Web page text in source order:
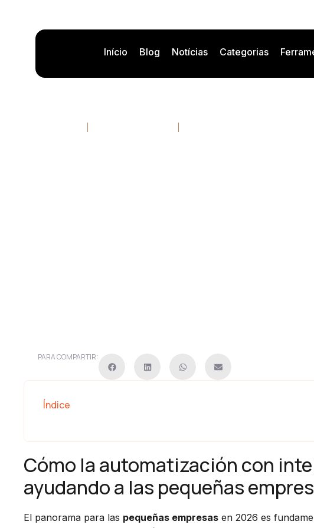
Início Blog Notícias Categorias
Automatización para
PARA COMPARTIR:
Índice
Cómo la automatización con
ayudando a las pequeñas
El panorama para las pequeñas empresas en 2026 es